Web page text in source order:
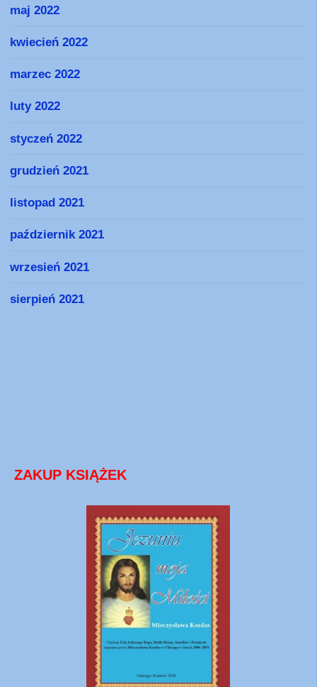
maj 2022
kwiecień 2022
marzec 2022
luty 2022
styczeń 2022
grudzień 2021
listopad 2021
październik 2021
wrzesień 2021
sierpień 2021
ZAKUP KSIĄŻEK